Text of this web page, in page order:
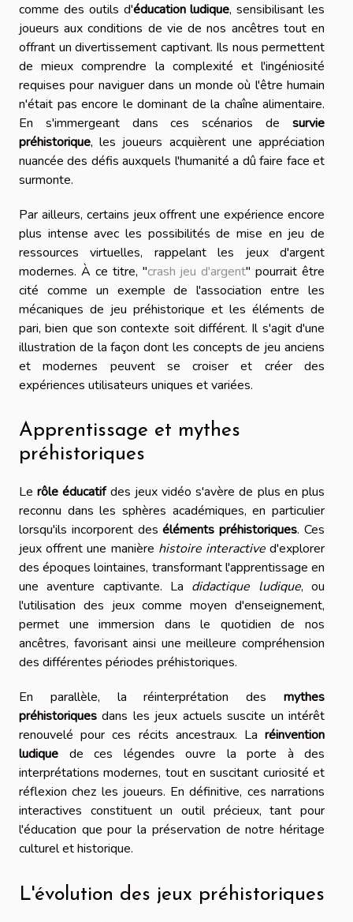
comme des outils d'éducation ludique, sensibilisant les
joueurs aux conditions de vie de nos ancêtres tout en
offrant un divertissement captivant. Ils nous permettent
de mieux comprendre la complexité et l'ingéniosité
requises pour naviguer dans un monde où l'être humain
n'était pas encore le dominant de la chaîne alimentaire.
En s'immergeant dans ces scénarios de survie
préhistorique, les joueurs acquièrent une appréciation
nuancée des défis auxquels l'humanité a dû faire face et
surmonte.
Par ailleurs, certains jeux offrent une expérience encore
plus intense avec les possibilités de mise en jeu de
ressources virtuelles, rappelant les jeux d'argent
modernes. À ce titre, "crash jeu d'argent" pourrait être
cité comme un exemple de l'association entre les
mécaniques de jeu préhistorique et les éléments de
pari, bien que son contexte soit différent. Il s'agit d'une
illustration de la façon dont les concepts de jeu anciens
et modernes peuvent se croiser et créer des
expériences utilisateurs uniques et variées.
Apprentissage et mythes
préhistoriques
Lerôle éducatifdes jeux vidéo s'avère de plus en plus
reconnu dans les sphères académiques, en particulier
lorsqu'ils incorporent deséléments préhistoriques. Ces
jeux offrent une manière histoire interactived'explorer
des époques lointaines, transformant l'apprentissage en
une aventure captivante. La didactique ludique, ou
l'utilisation des jeux comme moyen d'enseignement,
permet une immersion dans le quotidien de nos
ancêtres, favorisant ainsi une meilleure compréhension
des différentes périodes préhistoriques.
En parallèle, la réinterprétation des mythes
préhistoriques dans les jeux actuels suscite un intérêt
renouvelé pour ces récits ancestraux. La réinvention
ludique de ces légendes ouvre la porte à des
interprétations modernes, tout en suscitant curiosité et
réflexion chez les joueurs. En définitive, ces narrations
interactives constituent un outil précieux, tant pour
l'éducation que pour la préservation de notre héritage
culturel et historique.
L'évolution des jeux préhistoriques